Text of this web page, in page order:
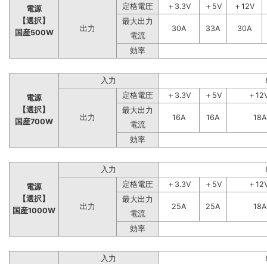
電源
【選択】
国産500W
出力
定格電圧 ＋3.3V ＋5V
＋12V
最大出力
30A
33A
30A
電流
効率
電源
【選択】
国産700W
入力
出力
定格電圧 ＋3.3V ＋5V
＋
最大出力
16A
16A
18A
電流
効率
電源
【選択】
国産1000W
入力
出力
定格電圧 ＋3.3V ＋5V
＋
最大出力
25A
25A
18A
電流
効率
入力